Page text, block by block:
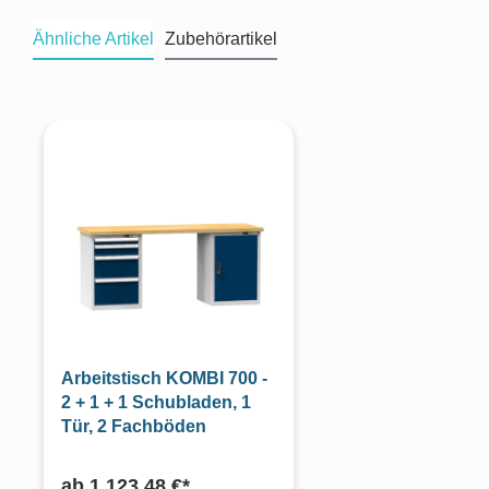
Ähnliche Artikel Zubehörartikel
Arbeitstisch KOMBI 700 -
2 + 1 + 1 Schubladen, 1
Tür, 2 Fachböden